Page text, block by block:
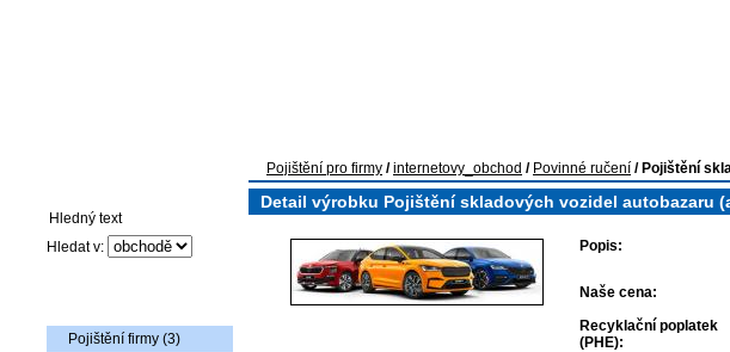
Hledat v:
Pojištění firmy (3)
Pojištění pro firmy / internetovy_obchod / Povinné ručení / Pojištění
Detail výrobku Pojištění skladových vozidel autobazaru
Popis:
Naše cena:
Recyklační poplatek
(PHE):